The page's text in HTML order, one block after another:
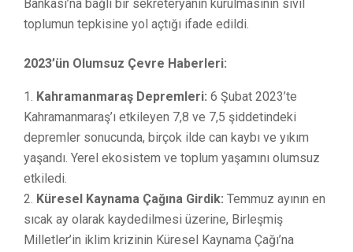
Bankası’na bağlı bir sekreteryanın kurulmasının sivil
toplumun tepkisine yol açtığı ifade edildi.
2023’ün Olumsuz Çevre Haberleri:
Kahramanmaraş Depremleri: 6 Şubat 2023’te
Kahramanmaraş’ı etkileyen 7,8 ve 7,5 şiddetindeki
depremler sonucunda, birçok ilde can kaybı ve yıkım
yaşandı. Yerel ekosistem ve toplum yaşamını olumsuz
etkiledi.
Küresel Kaynama Çağına Girdik: Temmuz ayının en
sıcak ay olarak kaydedilmesi üzerine, Birleşmiş
Milletler’in iklim krizinin Küresel Kaynama Çağı’na